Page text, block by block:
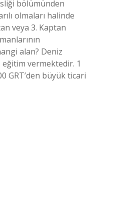
bölümünden
olmaları halinde
veya 3. Kaptan
alan? Deniz
vermektedir. 1
GRT’den büyük ticari